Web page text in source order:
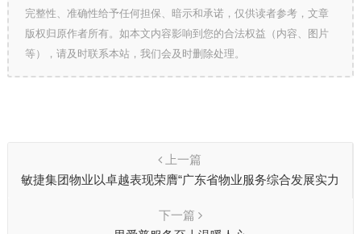
完整性、准确性给予任何担保、暗示和承诺，仅供读者参考，文章
版权归原作者所有。如本文内容影响到您的合法权益（内容、图片
等），请及时联系本站，我们会及时删除处理。
上一篇
敏捷集团物业以卓越表现荣膺“广东省物业服务综合发展实力
下一篇